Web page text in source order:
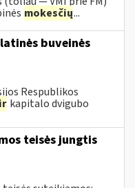
mokesčių...
buveinės
Respublikos
ir kapitalo dvigubo
teisės jungtis